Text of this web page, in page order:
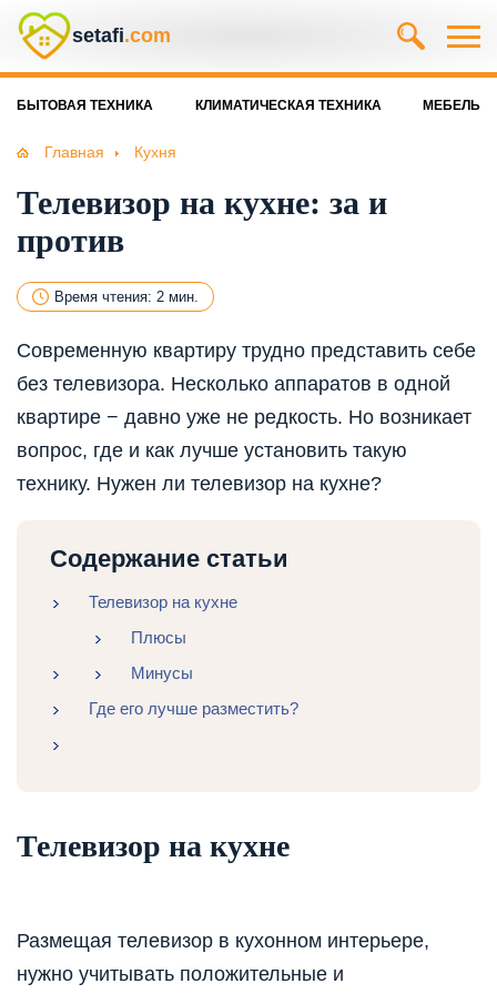
setafi.com
БЫТОВАЯ ТЕХНИКА КЛИМАТИЧЕСКАЯ ТЕХНИКА МЕБЕЛЬ
Главная Кухня
Телевизор на кухне: за и
против
Время чтения: 2 мин.
Современную квартиру трудно представить себе
без телевизора. Несколько аппаратов в одной
квартире − давно уже не редкость. Но возникает
вопрос, где и как лучше установить такую
технику. Нужен ли телевизор на кухне?
Содержание статьи
Телевизор на кухне
Плюсы
Минусы
Где его лучше разместить?
Телевизор на кухне
Размещая телевизор в кухонном интерьере,
нужно учитывать положительные и